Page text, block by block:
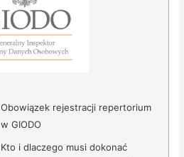
Obowiązek rejestracji repertorium
w GIODO
Kto i dlaczego musi dokonać